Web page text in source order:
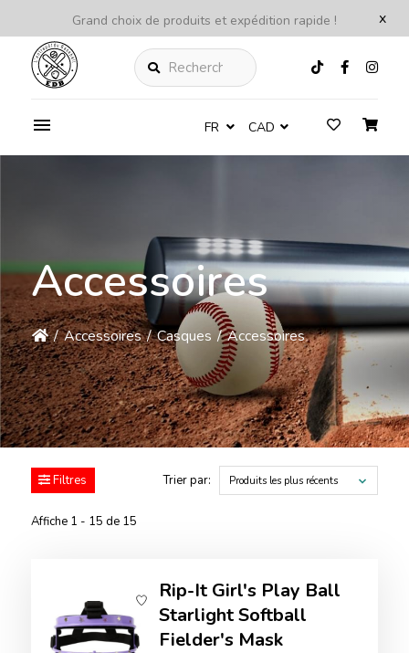
x
Grand choix de produits et expédition rapide !
Rechercher
FR CAD
Accessoires
/ Accessoires / Casques / Accessoires
Filtres
Affiche 1 - 15 de 15
Trier par: Produits les plus récents
Rip-It Girl's Play Ball
Starlight Softball
Fielder's Mask